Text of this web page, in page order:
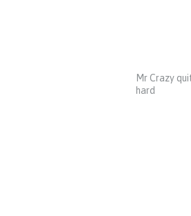
Mr Crazy
hard